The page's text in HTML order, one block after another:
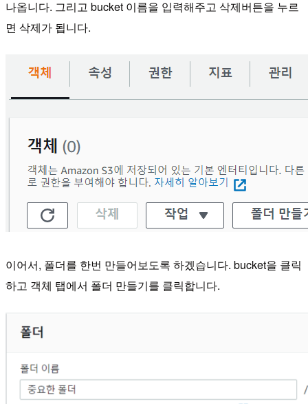
나옵니다. 그리고 bucket 이름을 입력해주고 삭제버튼을 누르
면 삭제가 됩니다.
이어서, 폴더를 한번 만들어보도록 하겠습니다. bucket을 클릭
하고 객체 탭에서 폴더 만들기를 클릭합니다.